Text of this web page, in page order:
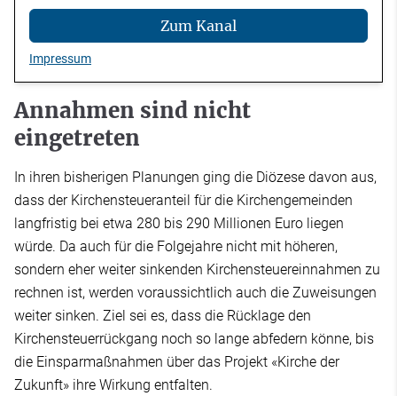
Zum Kanal
Impressum
Annahmen sind nicht
eingetreten
In ihren bisherigen Planungen ging die Diözese davon aus,
dass der Kirchensteueranteil für die Kirchengemeinden
langfristig bei etwa 280 bis 290 Millionen Euro liegen
würde. Da auch für die Folgejahre nicht mit höheren,
sondern eher weiter sinkenden Kirchensteuereinnahmen zu
rechnen ist, werden voraussichtlich auch die Zuweisungen
weiter sinken. Ziel sei es, dass die Rücklage den
Kirchensteuerrückgang noch so lange abfedern könne, bis
die Einsparmaßnahmen über das Projekt «Kirche der
Zukunft» ihre Wirkung entfalten.